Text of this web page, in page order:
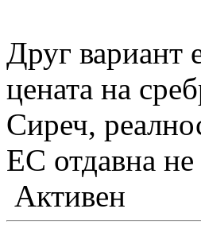
Друг вариант
цената на
Сиреч,
ЕС отдавна
Активен